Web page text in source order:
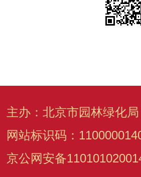
主办：北京市园林绿化
网站标识码：
京公网安备